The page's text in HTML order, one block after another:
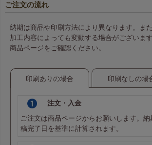
ご注文の流れ
納期は商品や印刷方法により異なります。ま
加工内容によっても変動する場合がございま
商品ページをご確認ください。
印刷ありの場合 印刷なしの場
注文・入金
ご注文は商品ページからお願いします。納
稿完了日を基準に計算されます。